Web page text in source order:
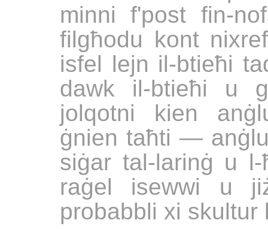
minni f'post fin-
filgħodu kont
isfel lejn il-btieħi
dawk il-btieħi u
jolqotni kien
ġnien taħti —
siġar tal-larinġ u
raġel isewwi u
probabbli xi skultur